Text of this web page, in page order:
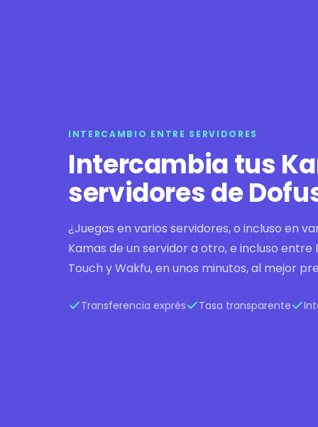
INTERCAMBIO ENTRE SERVIDORES
Intercambia tus
servidores de
¿Juegas en varios servidores, o incluso en
Kamas de un servidor a otro, e incluso entre
Touch y Wakfu, en unos minutos, al mejor
Transferencia exprés Tasa transparente